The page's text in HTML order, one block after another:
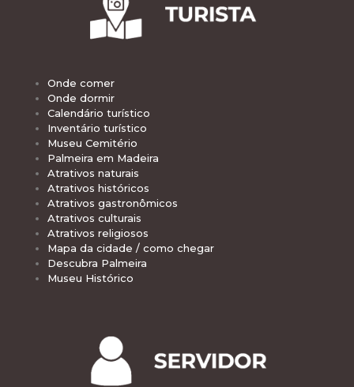
Onde comer
Onde dormir
Calendário turístico
Inventário turístico
Museu Cemitério
Palmeira em Madeira
Atrativos naturais
Atrativos históricos
Atrativos gastronômicos
Atrativos culturais
Atrativos religiosos
Mapa da cidade / como chegar
Descubra Palmeira
Museu Histórico